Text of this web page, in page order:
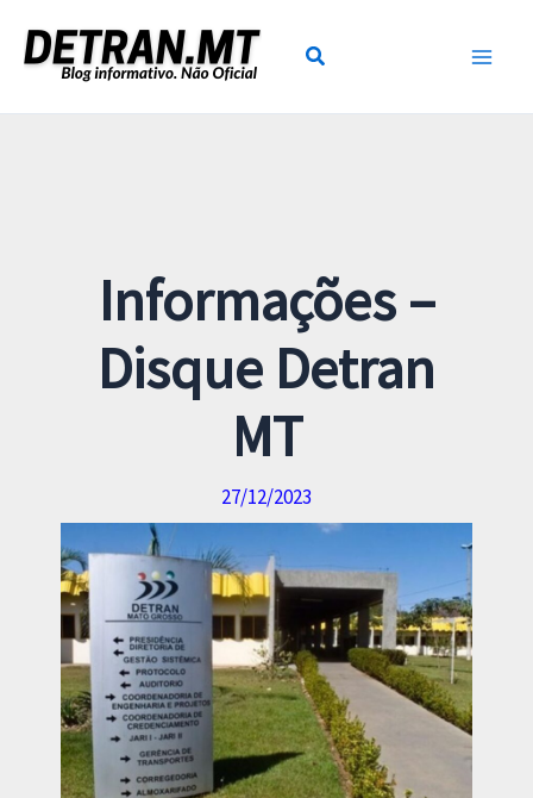
para
conteúdo
Informações –
Disque Detran
MT
27/12/2023